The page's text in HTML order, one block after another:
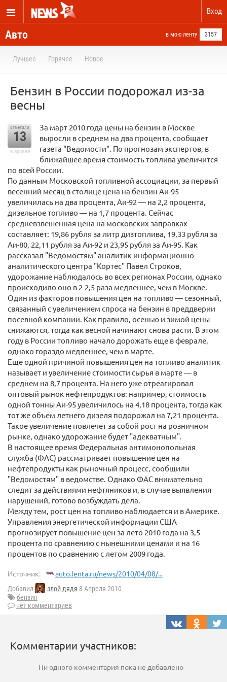
Вход
Авто в мою ленту 3157
Лучшее Горячее Новое
Бензин в России подорожал из-за
весны
отметили
13
в архиве
За март 2010 года цены на бензин в Москве
выросли в среднем на два процента, сообщает
газета "Ведомости". По прогнозам экспертов, в
ближайшее время стоимость топлива увеличится
по всей России.
По данным Московской топливной ассоциации, за первый
весенний месяц в столице цена на бензин Аи-95
увеличилась на два процента, Аи-92 — на 2,2 процента,
дизельное топливо — на 1,7 процента. Сейчас
средневзвешенная цена на московских заправках
составляет: 19,86 рубля за литр дизтоплива, 19,33 рубля за
Аи-80, 22,11 рубля за Аи-92 и 23,95 рубля за Аи-95. Как
рассказал "Ведомостям" аналитик информационно-
аналитического центра "Кортес" Павел Строков,
удорожание наблюдалось во всех регионах России, однако
происходило оно в 2-2,5 раза медленнее, чем в Москве.
Один из факторов повышения цен на топливо — сезонный,
связанный с увеличением спроса на бензин в преддверии
посевной компании. Как правило, осенью и зимой цены
снижаются, тогда как весной начинают снова расти. В этом
году в России топливо начало дорожать еще в феврале,
однако гораздо медленнее, чем в марте.
Еще одной причиной повышения цен на топливо аналитик
называет и увеличение стоимости сырья в марте — в
среднем на 8,7 процента. На него уже отреагировал
оптовый рынок нефтепродуктов: например, стоимость
одной тонны Аи-95 увеличилось на 4,18 процента, тогда как
тот же объем летнего дизеля подорожал на 7,21 процента.
Такое увеличение повлечет за собой рост на розничном
рынке, однако удорожание будет "адекватным".
В настоящее время Федеральная антимонопольная
служба (ФАС) рассматривает повышение цен на
нефтепродукты как рыночный процесс, сообщили
"Ведомостям" в ведомстве. Однако ФАС внимательно
следит за действиями нефтяников и, в случае выявления
нарушений, готово возбуждать дела.
Между тем, рост цен на топливо наблюдается и в Америке.
Управления энергетической информации США
прогнозирует повышение цен за лето 2010 года на 3,5
процента по сравнению с нынешними ценами и на 16
процентов по сравнению с летом 2009 года.
Источник: auto.lenta.ru/news/2010/04/08/...
Добавил злой дядя 8 Апреля 2010
бензин
нет комментариев
Комментарии участников:
Ни одного комментария пока не добавлено